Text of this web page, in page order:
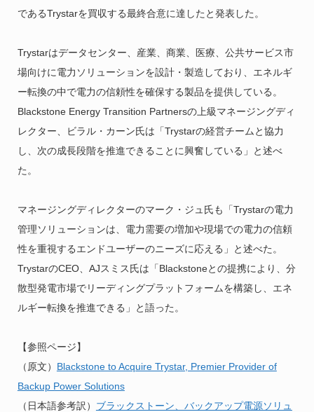
であるTrystarを買収する最終合意に達したと発表した。
Trystarはデータセンター、産業、商業、医療、公共サービス市
場向けに電力ソリューションを設計・製造しており、エネルギ
ー転換の中で電力の信頼性を確保する製品を提供している。
Blackstone Energy Transition Partnersの上級マネージングディ
レクター、ビラル・カーン氏は「Trystarの経営チームと協力
し、次の成長段階を推進できることに興奮している」と述べ
た。
マネージングディレクターのマーク・ジュ氏も「Trystarの電力
管理ソリューションは、電力需要の増加や現場での電力の信頼
性を重視するエンドユーザーのニーズに応える」と述べた。
TrystarのCEO、AJスミス氏は「Blackstoneとの提携により、分
散型発電市場でリーディングプラットフォームを構築し、エネ
ルギー転換を推進できる」と語った。
【参照ページ】
（原文） Blackstone to Acquire Trystar, Premier Provider of
Backup Power Solutions
（日本語参考訳） ブラックストーン、バックアップ電源ソリュ